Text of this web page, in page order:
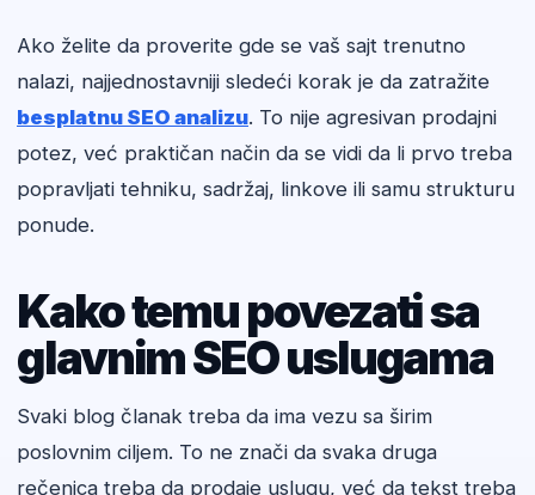
Ako želite da proverite gde se vaš sajt trenutno
nalazi, najjednostavniji sledeći korak je da zatražite
besplatnu SEO analizu. To nije agresivan prodajni
potez, već praktičan način da se vidi da li prvo treba
popravljati tehniku, sadržaj, linkove ili samu strukturu
ponude.
Kako temu povezati sa
glavnim SEO uslugama
Svaki blog članak treba da ima vezu sa širim
poslovnim ciljem. To ne znači da svaka druga
rečenica treba da prodaje uslugu, već da tekst treba